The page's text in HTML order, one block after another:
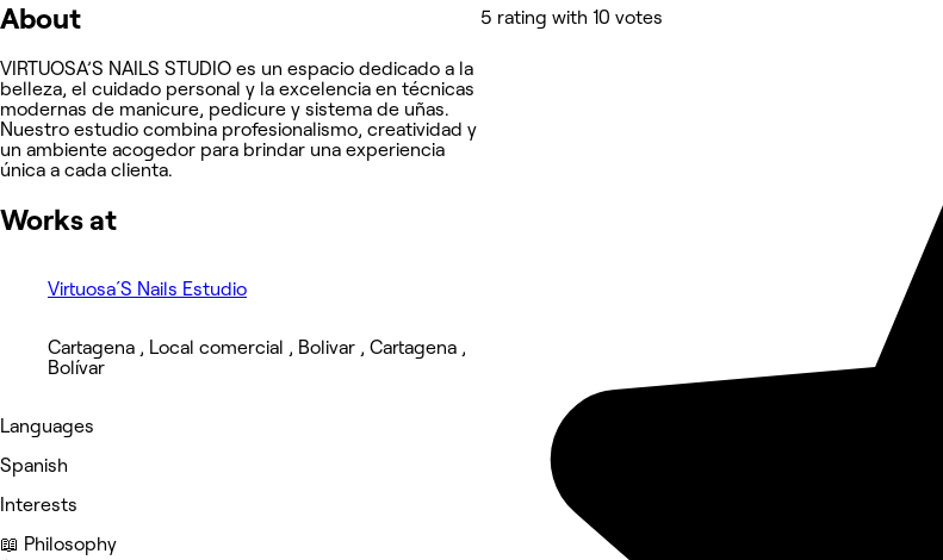
About
VIRTUOSA’S NAILS STUDIO es un espacio dedicado a la
belleza, el cuidado personal y la excelencia en técnicas
modernas de manicure, pedicure y sistema de uñas.
Nuestro estudio combina profesionalismo, creatividad y
un ambiente acogedor para brindar una experiencia
única a cada clienta.
Works at
Virtuosa´S Nails Estudio
Cartagena , Local comercial , Bolivar , Cartagena ,
Bolívar
Languages
Spanish
Interests
📖 Philosophy
5 rating with 10 votes